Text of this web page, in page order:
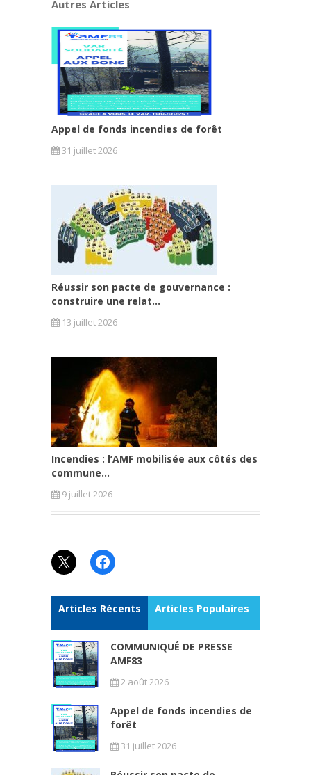
Autres Articles
Appel de fonds incendies de forêt
31 juillet 2026
Réussir son pacte de gouvernance :
construire une relat...
13 juillet 2026
Incendies : l’AMF mobilisée aux côtés des
commune...
9 juillet 2026
X Facebook
Articles Récents Articles Populaires
COMMUNIQUÉ DE PRESSE
AMF83
2 août 2026
Appel de fonds incendies de
forêt
31 juillet 2026